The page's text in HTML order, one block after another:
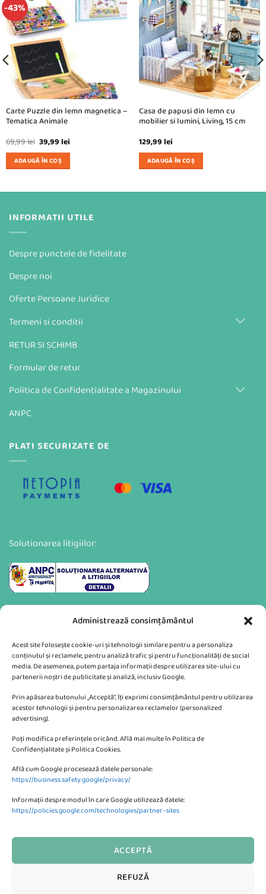
Administrează consimțământul
Acest site folosește cookie-uri și tehnologii similare pentru a personaliza
conținutul și reclamele, pentru analiză trafic și pentru funcționalități de social
media. De asemenea, putem partaja informații despre utilizarea site-ului cu
partenerii noștri de publicitate și analiză, inclusiv Google.
Prin apăsarea butonului „Acceptă”, îți exprimi consimțământul pentru utilizarea
acestor tehnologii și pentru personalizarea reclamelor (personalized
advertising).
Poți modifica preferințele oricând. Află mai multe în Politica de
Confidențialitate și Politica Cookies.
Află cum Google procesează datele personale:
https://business.safety.google/privacy/
Informații despre modul în care Google utilizează datele:
https://policies.google.com/technologies/partner-sites
ACCEPTĂ
REFUZĂ
-43%
Carte Puzzle din lemn magnetica –
Tematica Animale
69,99lei Prețul
inițial
a
fost:
69,99 lei.
39,99leiPrețul
este:
ADAUGĂ ÎN COȘ
Casa de papusi din lemn cu
mobilier si lumini, Living, 15 cm
129,99lei
ADAUGĂ ÎN COȘ
INFORMATII UTILE
Despre punctele de fidelitate
Despre noi
Oferte Persoane Juridice
Termeni si conditii
RETUR SI SCHIMB
Formular de retur
Politica de Confidentialitate a Magazinului
ANPC
PLATI SECURIZATE DE
Solutionarea litigiilor:
Va putem sprijini si prin:
CONTACTEAZA-NE
SC KMBE Web Digital SRL
Formular de Contact al Magazinului